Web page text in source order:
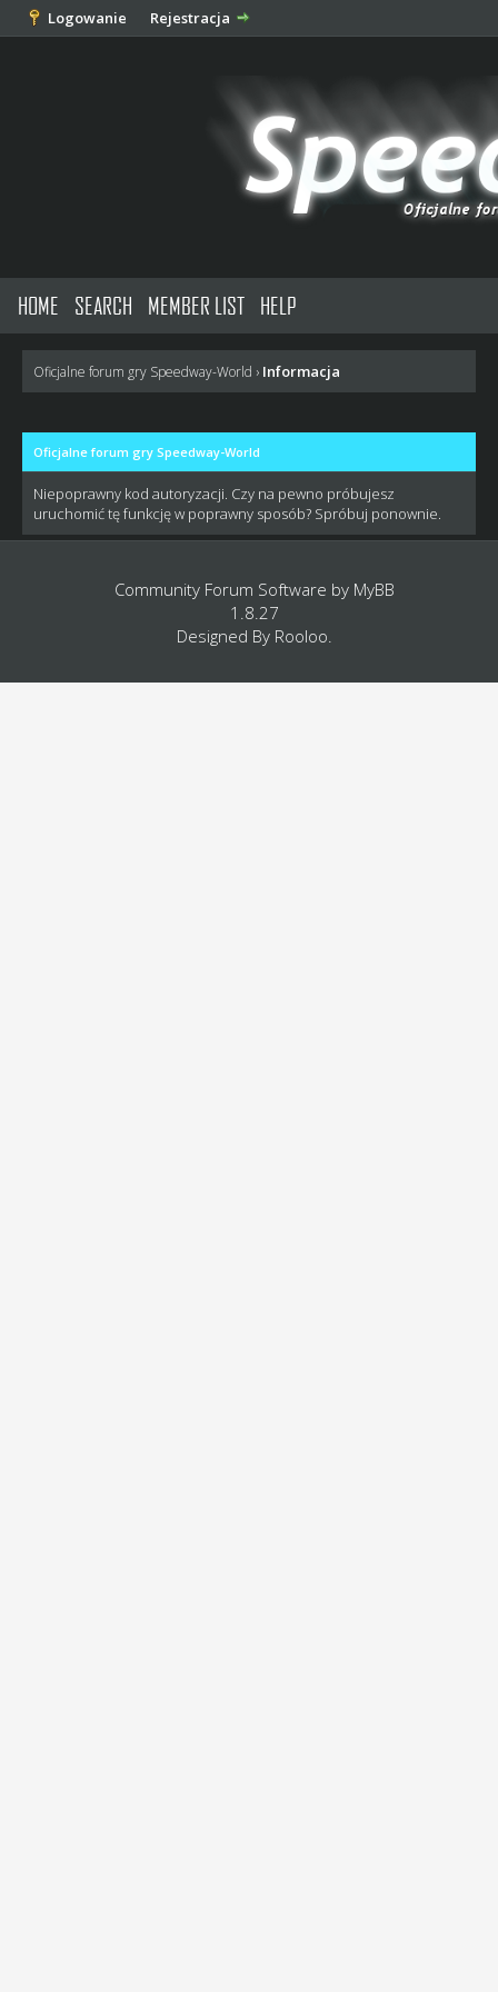
Logowanie Rejestracja
HOME SEARCH MEMBER LIST HELP
Oficjalne forum gry Speedway-World › Informacja
Oficjalne forum gry Speedway-World
Niepoprawny kod autoryzacji. Czy na pewno próbujesz
uruchomić tę funkcję w poprawny sposób? Spróbuj ponownie.
Community Forum Software by MyBB
1.8.27
Designed By Rooloo.